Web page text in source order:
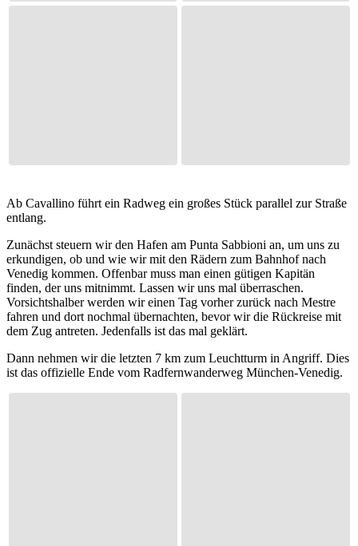
Ab Cavallino führt ein Radweg ein großes Stück parallel zur Straße
entlang.
Zunächst steuern wir den Hafen am Punta Sabbioni an, um uns zu
erkundigen, ob und wie wir mit den Rädern zum Bahnhof nach
Venedig kommen. Offenbar muss man einen gütigen Kapitän
finden, der uns mitnimmt. Lassen wir uns mal überraschen.
Vorsichtshalber werden wir einen Tag vorher zurück nach Mestre
fahren und dort nochmal übernachten, bevor wir die Rückreise mit
dem Zug antreten. Jedenfalls ist das mal geklärt.
Dann nehmen wir die letzten 7 km zum Leuchtturm in Angriff. Dies
ist das offizielle Ende vom Radfernwanderweg München-Venedig.